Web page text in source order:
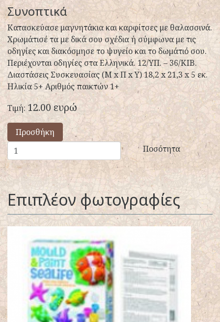
Συνοπτικά
Κατασκεύασε μαγνητάκια και καρφίτσες με θαλασσινά.
Χρωμάτισέ τα με δικά σου σχέδια ή σύμφωνα με τις
οδηγίες και διακόσμησε το ψυγείο και το δωμάτιό σου.
Περιέχονται οδηγίες στα Ελληνικά. 12/ΥΠ. – 36/ΚΙΒ.
Διαστάσεις Συσκευασίας (Μ x Π x Y) 18,2 x 21,3 x 5 εκ.
Ηλικία 5+ Αριθμός παικτών 1+
Τιμή: 12.00 ευρώ
Προσθήκη
Ποσότητα
Επιπλέον φωτογραφίες